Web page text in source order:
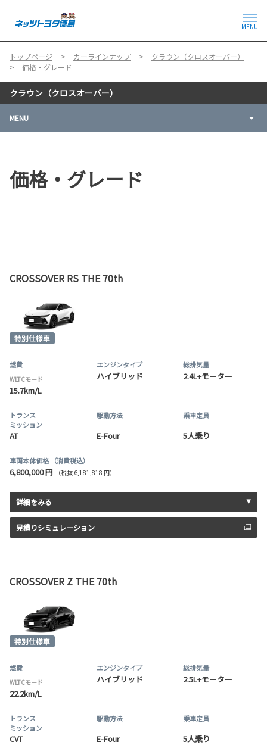
MENU
トップページ カーラインナップ
クラウン（クロスオーバー）
価格・グレード
クラウン（クロスオーバー）
MENU
価格・グレード
CROSSOVER RS THE 70th
燃費
WLTCモード
15.7km/L
エンジンタイプ
ハイブリッド
総排気量
2.4L+モーター
トランス
ミッション
AT
駆動方法
E-Four
乗車定員
5人乗り
車両本体価格 （消費税込）
6,800,000 円 （税抜 6,181,818 円）
詳細をみる
見積りシミュレーション
CROSSOVER Z THE 70th
燃費
WLTCモード
22.2km/L
エンジンタイプ
ハイブリッド
総排気量
2.5L+モーター
トランス
ミッション
CVT
駆動方法
E-Four
乗車定員
5人乗り